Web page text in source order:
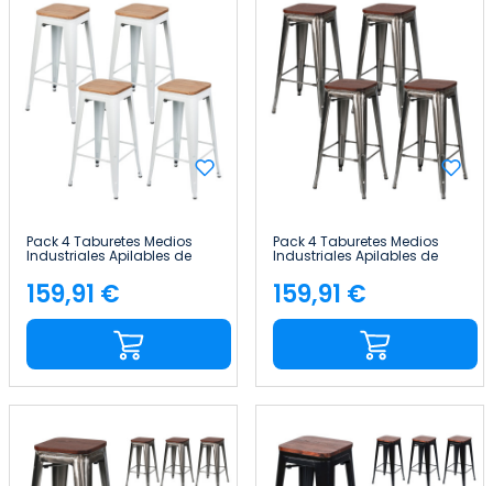
Pack 4 Taburetes Medios
Industriales Apilables de
Acero y Madera
43x43x76cm Thinia Home
Precio
159,91 €
Pack 4 Taburetes Medios
Industriales Apilables de
Acero y Madera
43x43x76cm Thinia Home
Precio
159,91 €